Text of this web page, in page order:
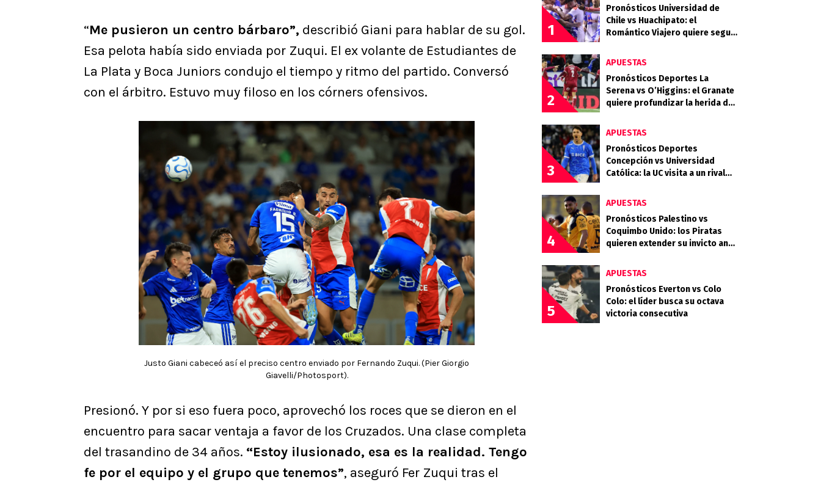
“Me pusieron un centro bárbaro”, describió Giani para hablar de su gol.
Esa pelota había sido enviada por Zuqui. El ex volante de Estudiantes de
La Plata y Boca Juniors condujo el tiempo y ritmo del partido. Conversó
con el árbitro. Estuvo muy filoso en los córners ofensivos.
Justo Giani cabeceó así el preciso centro enviado por Fernando Zuqui. (Pier Giorgio
Giavelli/Photosport).
Presionó. Y por si eso fuera poco, aprovechó los roces que se dieron en el
encuentro para sacar ventaja a favor de los Cruzados. Una clase completa
del trasandino de 34 años. “Estoy ilusionado, esa es la realidad. Tengo
fe por el equipo y el grupo que tenemos”, aseguró Fer Zuqui tras el
1
Pronósticos Universidad de
Chile vs Huachipato: el
Romántico Viajero quiere seguir
2
APUESTAS
Pronósticos Deportes La
Serena vs O’Higgins: el Granate
quiere profundizar la herida del
3
APUESTAS
Pronósticos Deportes
Concepción vs Universidad
Católica: la UC visita a un rival
4
APUESTAS
Pronósticos Palestino vs
Coquimbo Unido: los Piratas
quieren extender su invicto ante
5
APUESTAS
Pronósticos Everton vs Colo
Colo: el líder busca su octava
victoria consecutiva